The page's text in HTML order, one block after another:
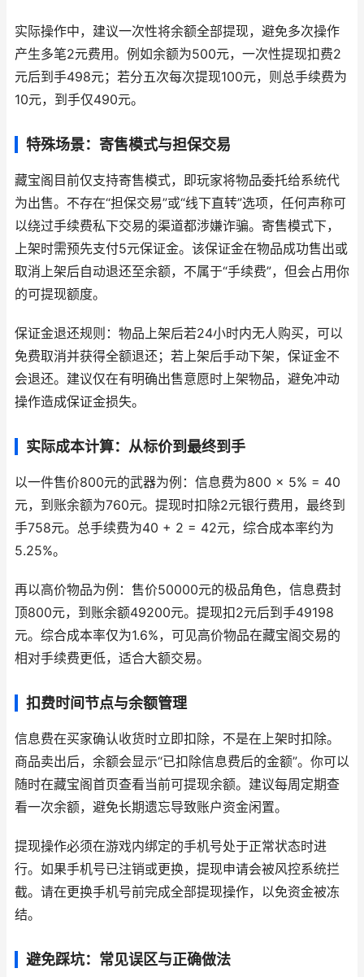
实际操作中，建议一次性将余额全部提现，避免多次操作
产生多笔2元费用。例如余额为500元，一次性提现扣费2
元后到手498元；若分五次每次提现100元，则总手续费为
10元，到手仅490元。
特殊场景：寄售模式与担保交易
藏宝阁目前仅支持寄售模式，即玩家将物品委托给系统代
为出售。不存在“担保交易”或“线下直转”选项，任何声称可
以绕过手续费私下交易的渠道都涉嫌诈骗。寄售模式下，
上架时需预先支付5元保证金。该保证金在物品成功售出或
取消上架后自动退还至余额，不属于“手续费”，但会占用你
的可提现额度。
保证金退还规则：物品上架后若24小时内无人购买，可以
免费取消并获得全额退还；若上架后手动下架，保证金不
会退还。建议仅在有明确出售意愿时上架物品，避免冲动
操作造成保证金损失。
实际成本计算：从标价到最终到手
以一件售价800元的武器为例：信息费为800 × 5% = 40
元，到账余额为760元。提现时扣除2元银行费用，最终到
手758元。总手续费为40 + 2 = 42元，综合成本率约为
5.25%。
再以高价物品为例：售价50000元的极品角色，信息费封
顶800元，到账余额49200元。提现扣2元后到手49198
元。综合成本率仅为1.6%，可见高价物品在藏宝阁交易的
相对手续费更低，适合大额交易。
扣费时间节点与余额管理
信息费在买家确认收货时立即扣除，不是在上架时扣除。
商品卖出后，余额会显示“已扣除信息费后的金额”。你可以
随时在藏宝阁首页查看当前可提现余额。建议每周定期查
看一次余额，避免长期遗忘导致账户资金闲置。
提现操作必须在游戏内绑定的手机号处于正常状态时进
行。如果手机号已注销或更换，提现申请会被风控系统拦
截。请在更换手机号前完成全部提现操作，以免资金被冻
结。
避免踩坑：常见误区与正确做法